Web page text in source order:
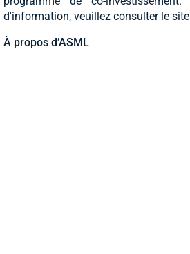
d'information, veuillez consulter le
À propos d’ASML